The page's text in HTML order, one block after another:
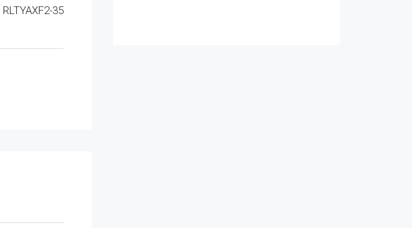
RLTYAXF2-35